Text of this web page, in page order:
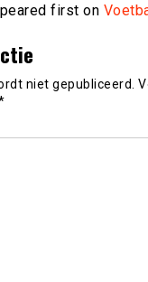
first on
niet gepubliceerd.